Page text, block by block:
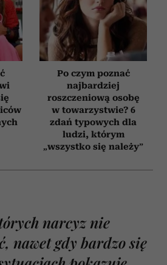
Po czym poznać
najbardziej
roszczeniową osobę
w towarzystwie? 6
zdań typowych dla
ludzi, którym
„wszystko się należy”
narcyz nie
nawet gdy bardzo się